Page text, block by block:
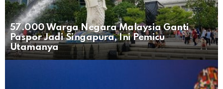
57.000 Warga Negara Malaysia Ganti
Paspor Jadi Singapura, Ini Pemicu
Utamanya